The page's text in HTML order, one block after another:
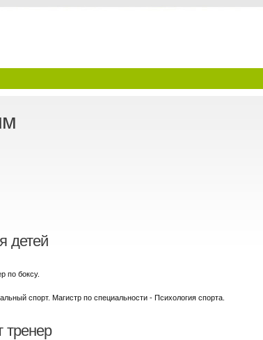
детей
по боксу.
спорт. Магистр по специальности - Психология спорта.
тренер